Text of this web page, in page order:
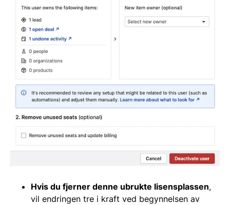
Hvis du fjerner denne ubrukte lisensplassen,
vil endringen tre i kraft ved begynnelsen av